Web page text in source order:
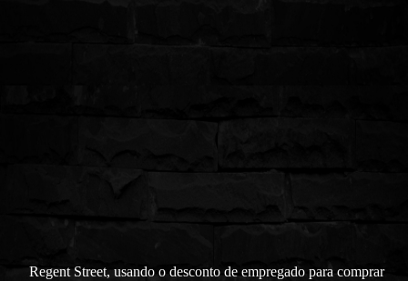
Regent Street, usando o desconto de empregado para comprar